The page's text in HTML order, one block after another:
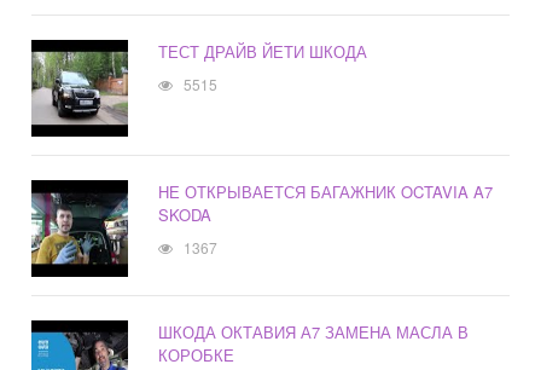
ТЕСТ ДРАЙВ ЙЕТИ ШКОДА
5515
НЕ ОТКРЫВАЕТСЯ БАГАЖНИК OCTAVIA A7
SKODA
1367
ШКОДА ОКТАВИЯ А7 ЗАМЕНА МАСЛА В
КОРОБКЕ